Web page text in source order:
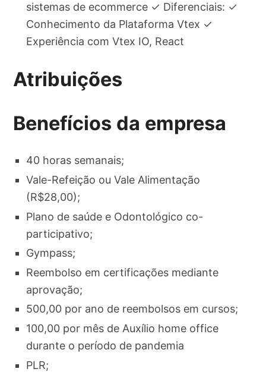
sistemas de ecommerce ✓ Diferenciais: ✓
Conhecimento da Plataforma Vtex ✓
Experiência com Vtex IO, React
Atribuições
Benefícios da empresa
40 horas semanais;
Vale-Refeição ou Vale Alimentação
(R$28,00);
Plano de saúde e Odontológico co-
participativo;
Gympass;
Reembolso em certificações mediante
aprovação;
500,00 por ano de reembolsos em cursos;
100,00 por mês de Auxílio home office
durante o período de pandemia
PLR;